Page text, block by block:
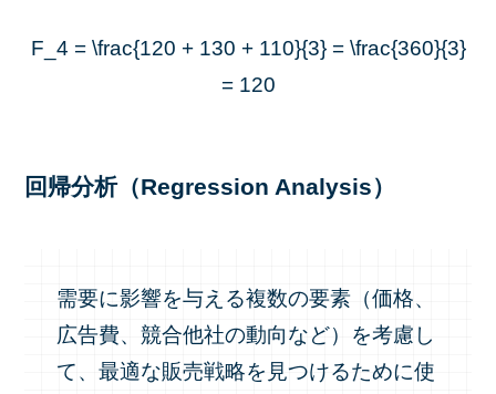
F_4 = \frac{120 + 130 + 110}{3} = \frac{360}{3}
= 120
回帰分析（Regression Analysis）
需要に影響を与える複数の要素（価格、
広告費、競合他社の動向など）を考慮し
て、最適な販売戦略を見つけるために使